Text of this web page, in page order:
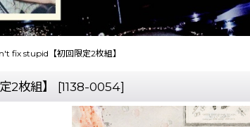
fix stupid【初回限定2枚組】
枚組】 [1138-0054]